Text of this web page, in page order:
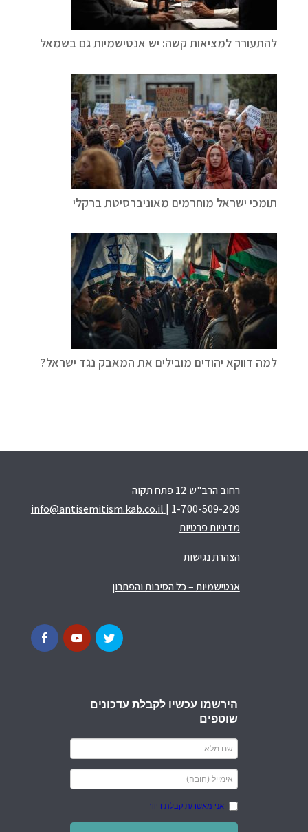
להתעורר למציאות קשה: יש אנטישמיות גם בשמאל
תומכי ישראל מוחרמים מאוניברסיטת ברקלי
למה דווקא יהודים מובילים את המאבק נגד ישראל?
רחוב הרב"ש 12 פתח תקוה
info@antisemitism.kab.co.il | 1-700-509-209
מדיניות פרטיות
הצהרת נגישות
אנטישמיות – כל הסיבות והפתרון
הירשמו עכשיו לקבלת עדכונים
שוטפים
אני מאשר/ת קבלת דיוור